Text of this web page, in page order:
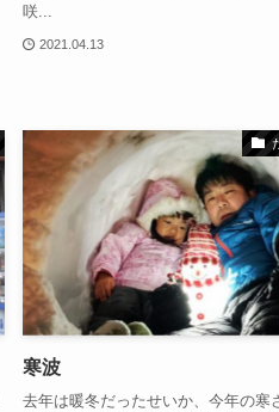
咲...
2021.04.13
寒波
去年は暖冬だったせいか、今年の寒